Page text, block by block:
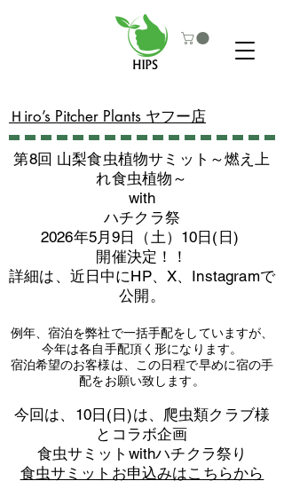
​Ｈiro’s Pitcher Plants ヤフー店
第8回 山梨食虫植物サミット～燃え上
れ食虫植物～
with
​ハチクラ祭
2026年5月9日（土）10日(日)
​開催決定！！
詳細は、近日中にHP、X、Instagramで
公開。
例年、宿泊を弊社で一括手配をしていますが、
今年は各自手配頂く形になります。
​宿泊希望のお客様は、この日程で早めに宿の手
配をお願い致します。
​今回は、10日(日)は、爬虫類クラブ様
とコラボ企画
​食虫サミットwithハチクラ祭り
食虫サミットお申込みはこちらから